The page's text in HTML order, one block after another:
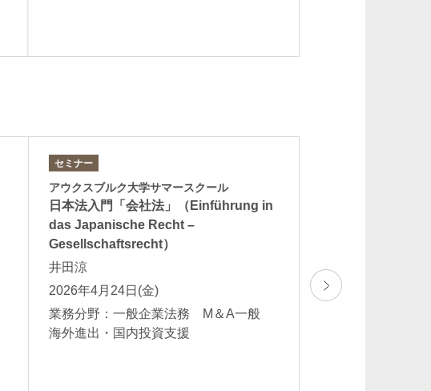
セミナー
アウクスブルク大学サマースクール
日本法入門「会社法」（Einführung in
das Japanische Recht –
Gesellschaftsrecht）
井田涼
2026年4月24日(金)
業務分野：一般企業法務 M＆A一般
海外進出・国内投資支援
弘 酒井夕夏 森
2026年4月